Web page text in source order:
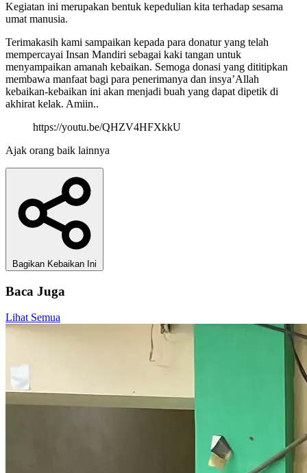
Kegiatan ini merupakan bentuk kepedulian kita terhadap sesama
umat manusia.
Terimakasih kami sampaikan kepada para donatur yang telah
mempercayai Insan Mandiri sebagai kaki tangan untuk
menyampaikan amanah kebaikan. Semoga donasi yang dititipkan
membawa manfaat bagi para penerimanya dan insya’Allah
kebaikan-kebaikan ini akan menjadi buah yang dapat dipetik di
akhirat kelak. Amiin..
https://youtu.be/QHZV4HFXkkU
Ajak orang baik lainnya
Bagikan Kebaikan Ini
Baca Juga
Lihat Semua